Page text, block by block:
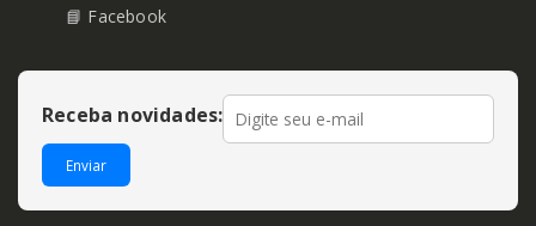
📘 Facebook
Receba novidades:
Enviar